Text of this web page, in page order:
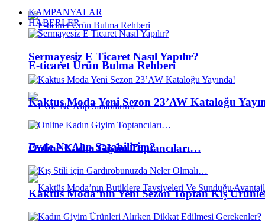
E-ticaret Ürün Bulma Rehberi
Evde Ne Alıp Satabilirim?
KAMPANYALAR
HABERLER
Sermayesiz E Ticaret Nasıl Yapılır?
Kaktus Moda Yeni Sezon 23’AW Kataloğu
Online Kadın Giyim Toptancıları…
Kaktüs Moda’nın Yeni Sezon Toptan Kış